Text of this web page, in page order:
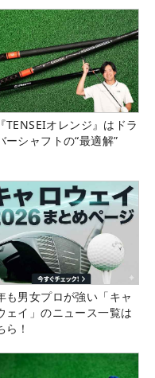
TENSEIオレンジ』はドラ
ーシャフトの“最適解”
も男女プロが強い「キャ
ェイ」のニュース一覧は
ら！